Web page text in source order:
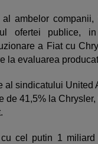
al ambelor companii,
ofertei publice,
a Fiat cu
la evaluarea
al sindicatului United
de 41,5% la
cu cel putin 1